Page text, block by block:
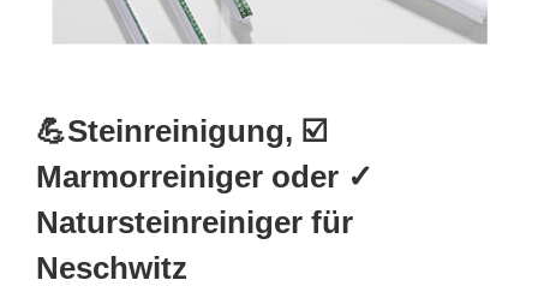
💪Steinreinigung, ☑️
Marmorreiniger oder ✓
Natursteinreiniger für
Neschwitz